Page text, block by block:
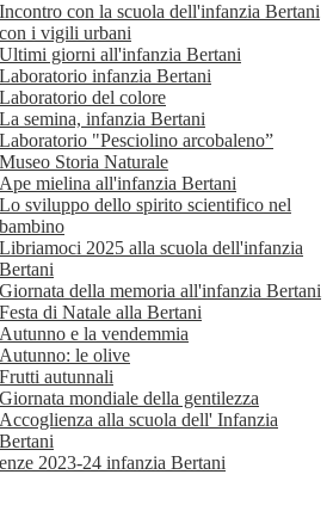
Incontro con la scuola dell'infanzia Bertani
con i vigili urbani
Ultimi giorni all'infanzia Bertani
Laboratorio infanzia Bertani
Laboratorio del colore
La semina, infanzia Bertani
Laboratorio "Pesciolino arcobaleno”
Museo Storia Naturale
Ape mielina all'infanzia Bertani
Lo sviluppo dello spirito scientifico nel
bambino
Libriamoci 2025 alla scuola dell'infanzia
Bertani
Giornata della memoria all'infanzia Bertani
Festa di Natale alla Bertani
Autunno e la vendemmia
Autunno: le olive
Frutti autunnali
Giornata mondiale della gentilezza
Accoglienza alla scuola dell' Infanzia
Bertani
2023-24 infanzia Bertani